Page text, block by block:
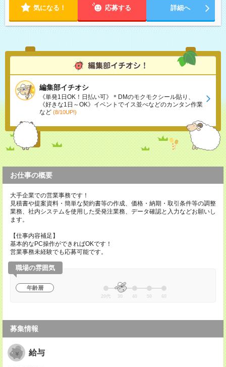
気になる！ 応募する 詳細へ
編集部イチオシ
《単発1日OK！日払い可》＊DMのモクモクシール貼り、
《好きな1日～OK》イベントでイス並べなどのカンタン作業
など (8/10UP!)
お仕事の概要
大手企業での営業事務です！
見積書や提案資料・簡単な契約書等の作成、価格・納期・取引条件等の調整
業務、社内システムを使用した受発注業務、データ確認と入力などお願いし
ます。
【仕事内容補足】
基本的なPC操作ができればOKです！
営業事務未経験でも応募可能です。
職場の雰囲気
年齢層
20代 30 40 50 60
募集情報
給与